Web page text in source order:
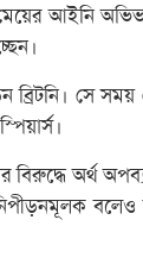
আইনি
ব্রিটনি। সে সময়
বিরুদ্ধে অর্থ
বলেও